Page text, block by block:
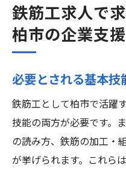
鉄筋工求人で
柏市の企業支援
必要とされる基本技
鉄筋工として柏市で活躍
技能の両方が必要です。
の読み方、鉄筋の加工・
が挙げられます。これら